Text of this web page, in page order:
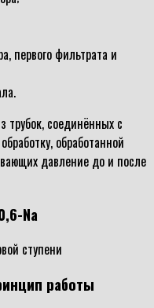
первого фильтрата и
трубок, соединённых с
обработанной
давление до и после
Na
работы